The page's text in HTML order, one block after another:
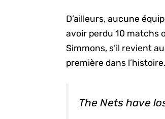
D’ailleurs, aucune
avoir perdu 10 matchs
Simmons, s’il revient
première dans l’histoire.
The Nets have